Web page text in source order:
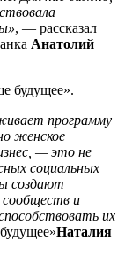
, — рассказал
Анатолий
будущее».
программу
женское
— это не
социальных
создают
и
их
Наталия